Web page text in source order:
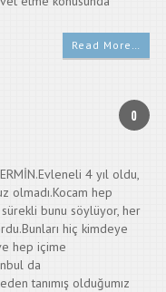
Read More…
0
4 yıl oldu,
olmadı.Kocam hep
bunu söylüyor, her
hiç kimdeye
hep içime
da
tanımış olduğumız